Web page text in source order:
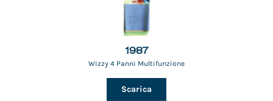
1987
Wizzy 4 Panni Multifunzione
Scarica